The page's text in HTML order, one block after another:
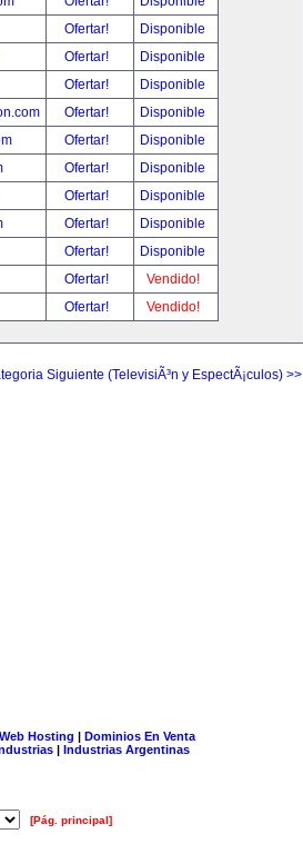
Ofertar!
Disponible
Ofertar!
Disponible
Ofertar!
Disponible
Ofertar!
Disponible
Ofertar!
Disponible
Ofertar!
Disponible
Ofertar!
Disponible
Ofertar!
Disponible
Ofertar!
Disponible
Ofertar!
Vendido!
Ofertar! Vendido!
Siguiente (TelevisiÃ³n y EspectÃ¡culos) >>
Web Hosting | Dominios En Venta
| Industrias Argentinas
[Pág. principal]